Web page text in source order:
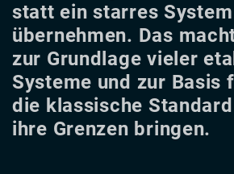
statt ein starres
übernehmen. Das
zur Grundlage vieler
Systeme und zur Basis
die klassische
ihre Grenzen bringen.